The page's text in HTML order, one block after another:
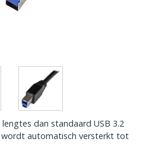
dan standaard USB 3.2
wordt automatisch versterkt tot